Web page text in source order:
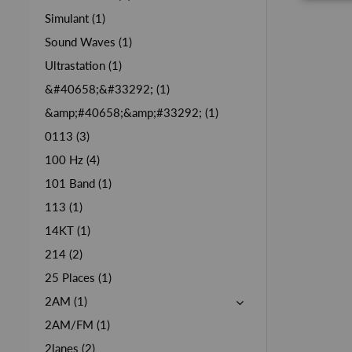
Simulant (1)
Sound Waves (1)
Ultrastation (1)
&#40658;&#33292; (1)
&amp;#40658;&amp;#33292; (1)
0113 (3)
100 Hz (4)
101 Band (1)
113 (1)
14KT (1)
214 (2)
25 Places (1)
2AM (1)
2AM/FM (1)
2lanes (2)